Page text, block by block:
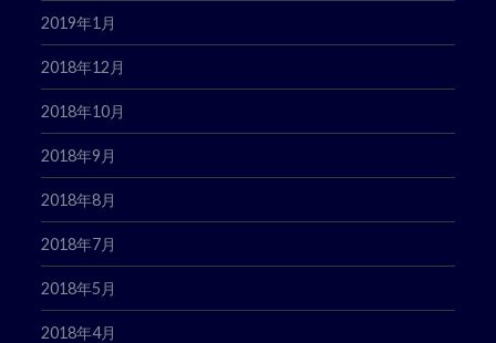
2019年1月
2018年12月
2018年10月
2018年9月
2018年8月
2018年7月
2018年5月
2018年4月